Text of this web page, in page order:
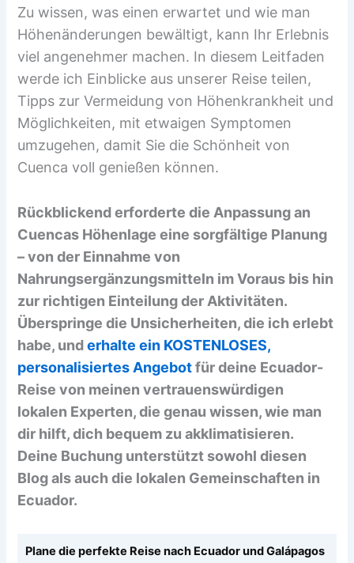
Zu wissen, was einen erwartet und wie man
Höhenänderungen bewältigt, kann Ihr Erlebnis
viel angenehmer machen. In diesem Leitfaden
werde ich Einblicke aus unserer Reise teilen,
Tipps zur Vermeidung von Höhenkrankheit und
Möglichkeiten, mit etwaigen Symptomen
umzugehen, damit Sie die Schönheit von
Cuenca voll genießen können.
Rückblickend erforderte die Anpassung an
Cuencas Höhenlage eine sorgfältige Planung
– von der Einnahme von
Nahrungsergänzungsmitteln im Voraus bis hin
zur richtigen Einteilung der Aktivitäten.
Überspringe die Unsicherheiten, die ich erlebt
habe, underhalte ein KOSTENLOSES,
personalisiertes Angebotfür deine Ecuador-
Reise von meinen vertrauenswürdigen
lokalen Experten, die genau wissen, wie man
dir hilft, dich bequem zu akklimatisieren.
Deine Buchung unterstützt sowohl diesen
Blog als auch die lokalen Gemeinschaften in
Ecuador.
Plane die perfekte Reise nach Ecuador und Galápagos